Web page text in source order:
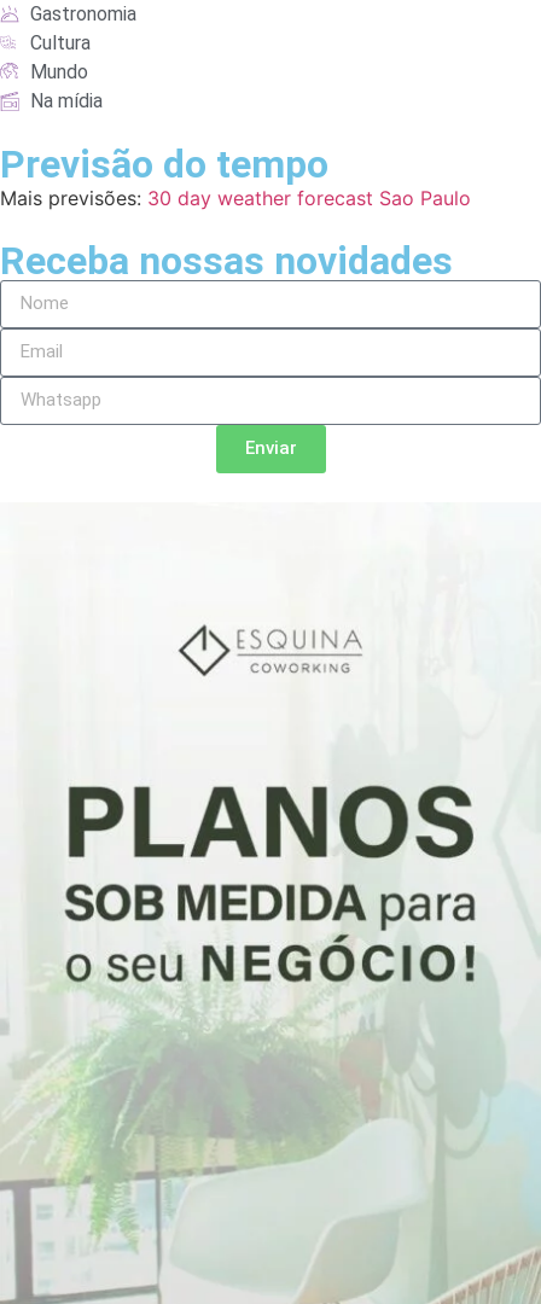
Gastronomia
Cultura
Mundo
Na mídia
Previsão do tempo
Mais previsões: 30 day weather forecast Sao Paulo
Receba nossas novidades
Enviar